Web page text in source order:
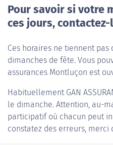
Pour savoir si votre
ces jours, contactez-
Ces horaires ne tiennent
dimanches de fête. Vous
assurances Montluçon est
Habituellement GAN
le dimanche. Attention, au-
participatif où chacun peut
constatez des erreurs, merci